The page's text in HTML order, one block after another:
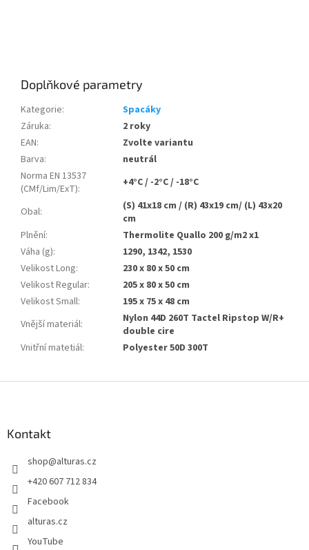
Doplňkové parametry
Kategorie:
Spacáky
Záruka:
2 roky
EAN:
Zvolte variantu
Barva:
neutrál
Norma EN 13537
(CMf/Lim/ExT): +4°C / -2°C / -18°C
Obal:
(S) 41x18 cm / (R) 43x19 cm/ (L) 43x20
cm
Plnění:
Thermolite Quallo 200 g/m2 x1
Váha (g):
1290, 1342, 1530
Velikost Long:
230 x 80 x 50 cm
Velikost Regular:
205 x 80 x 50 cm
Velikost Small:
195 x 75 x 48 cm
Vnější materiál:
Nylon 44D 260T Tactel Ripstop W/R+
double cire
Vnitřní matetiál: Polyester 50D 300T
Kontakt
shop@alturas.cz
+420 607 712 834
Facebook
alturas.cz
YouTube